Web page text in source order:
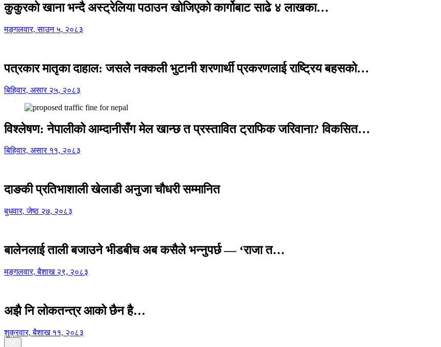
कुकुरको खाना भन्दै अस्ट्रेलिया पठाउन खोजिएको कार्गोबाट साढे ४ लाखका…
मङ्गलवार, साउन ५, २०८३
पत्रकार मातृका दाहाल: जसले नक्कली भुटानी शरणार्थी प्रकरणलाई राष्ट्रिय बहसको…
बिहिवार, असार २५, २०८३
विश्लेषण: नेपालीको आम्दानीसँग मेल खान्छ त प्रस्तावित ट्राफिक जरिवाना? विकसित…
बिहिवार, असार ११, २०८३
दाङकी प्रतिभाशाली खेलाडी अनुजा चौधरी सम्मानित
बुधवार, जेष्ठ २७, २०८३
बालेनलाई ताली बजाउने भीडबीच अब कसैले भन्नुपर्छ — ‘राजा त…
मङ्गलवार, बैशाख २९, २०८३
अझै नि लोकतन्त्र आको छैन है…
शुक्रवार, बैशाख ११, २०८३